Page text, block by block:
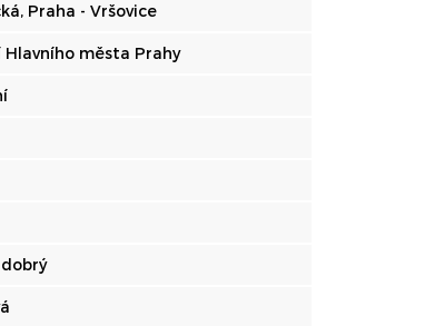
Praha - Vršovice
Hlavního města Prahy